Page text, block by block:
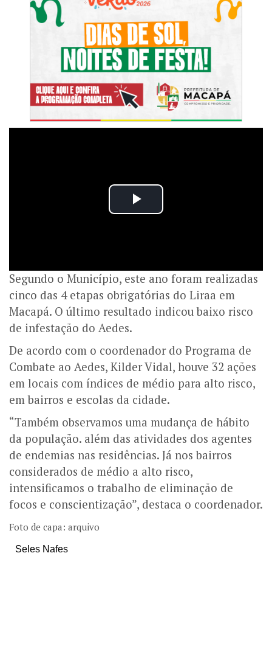
Segundo o Município, este ano foram realizadas
cinco das 4 etapas obrigatórias do Liraa em
Macapá. O último resultado indicou baixo risco
de infestação do Aedes.
De acordo com o coordenador do Programa de
Combate ao Aedes, Kilder Vidal, houve 32 ações
em locais com índices de médio para alto risco,
em bairros e escolas da cidade.
“Também observamos uma mudança de hábito
da população. além das atividades dos agentes
de endemias nas residências. Já nos bairros
considerados de médio a alto risco,
intensificamos o trabalho de eliminação de
focos e conscientização”, destaca o coordenador.
Foto de capa: arquivo
Seles Nafes